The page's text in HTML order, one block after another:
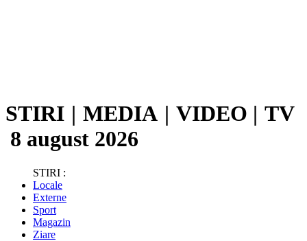
STIRI | MEDIA | VIDEO | TV
8 august 2026
STIRI :
Locale
Externe
Sport
Magazin
Ziare